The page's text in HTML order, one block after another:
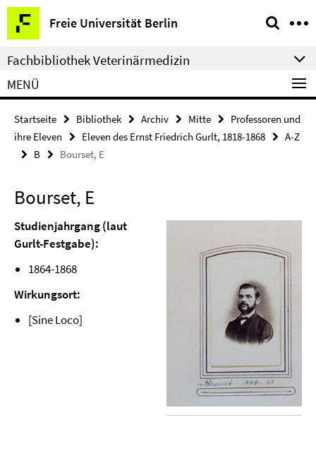
Springe
direkt
zu
Inhalt
Freie Universität Berlin
Service-
Navigation
Fachbibliothek Veterinärmedizin
MENÜ
Startseite Bibliothek Archiv Mitte
Professoren und
ihre Eleven
Eleven des Ernst Friedrich Gurlt, 1818-1868
A-Z
B
Bourset, E
Bourset, E
Studienjahrgang (laut
Gurlt-Festgabe):
1864-1868
Wirkungsort:
[Sine Loco]